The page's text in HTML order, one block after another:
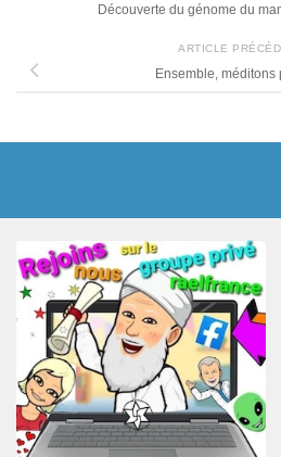
Découverte du génome du
ARTICLE
Ensemble, méditons